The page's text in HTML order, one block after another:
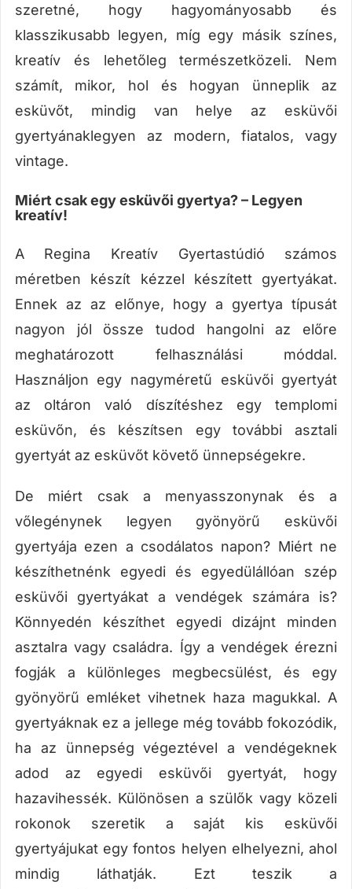
szeretné, hogy hagyományosabb és
klasszikusabb legyen, míg egy másik színes,
kreatív és lehetőleg természetközeli. Nem
számít, mikor, hol és hogyan ünneplik az
esküvőt, mindig van helye az esküvői
gyertyánaklegyen az modern, fiatalos, vagy
vintage.
Miért csak egy esküvői gyertya? – Legyen
kreatív!
A Regina Kreatív Gyertastúdió számos
méretben készít kézzel készített gyertyákat.
Ennek az az előnye, hogy a gyertya típusát
nagyon jól össze tudod hangolni az előre
meghatározott felhasználási móddal.
Használjon egy nagyméretű esküvői gyertyát
az oltáron való díszítéshez egy templomi
esküvőn, és készítsen egy további asztali
gyertyát az esküvőt követő ünnepségekre.
De miért csak a menyasszonynak és a
vőlegénynek legyen gyönyörű esküvői
gyertyája ezen a csodálatos napon? Miért ne
készíthetnénk egyedi és egyedülállóan szép
esküvői gyertyákat a vendégek számára is?
Könnyedén készíthet egyedi dizájnt minden
asztalra vagy családra. Így a vendégek érezni
fogják a különleges megbecsülést, és egy
gyönyörű emléket vihetnek haza magukkal. A
gyertyáknak ez a jellege még tovább fokozódik,
ha az ünnepség végeztével a vendégeknek
adod az egyedi esküvői gyertyát, hogy
hazavihessék. Különösen a szülők vagy közeli
rokonok szeretik a saját kis esküvői
gyertyájukat egy fontos helyen elhelyezni, ahol
mindig láthatják. Ezt teszik a